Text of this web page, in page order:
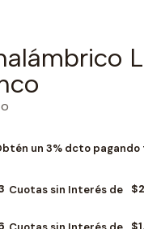
un 3% dcto
Cuotas sin Interés de